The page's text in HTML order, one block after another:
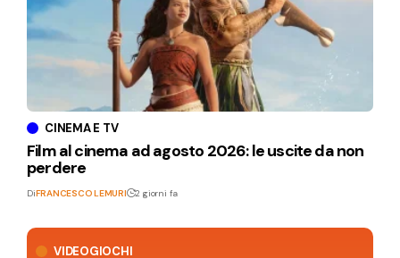
VIDEOGIOCHI
CINEMA E TV
Film al cinema ad agosto 2026: le uscite da non
perdere
DiFRANCESCO LEMURI 2 giorni fa